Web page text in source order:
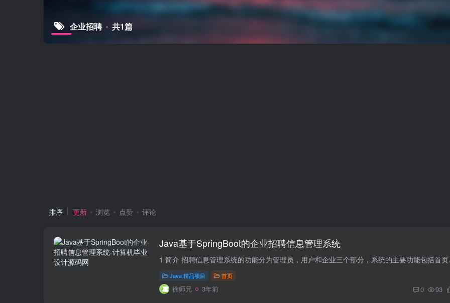
企业招聘 共1篇
排序 更新 浏览 点赞 评论
Java基于SpringBoot的企业招聘信息管理系统
1 简介 招聘信息
Java 精品项目 首页
徐师兄 3年前 0 93